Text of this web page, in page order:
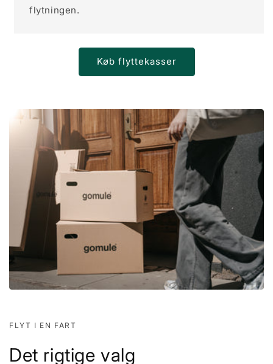
flytningen.
Køb flyttekasser
FLYT I EN FART
Det rigtige valg